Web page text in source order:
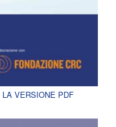
VERSIONE PDF